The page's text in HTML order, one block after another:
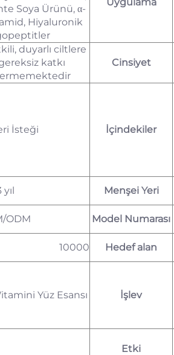
Soya Ürünü, α-
Hiyaluronik
duyarlı ciltlere
katkı
Cinsiyet
İsteği İçindekiler
yıl Menşei Yeri
ODM Model Numarası
10000 Hedef alan
Yüz Esansı İşlev
Etki